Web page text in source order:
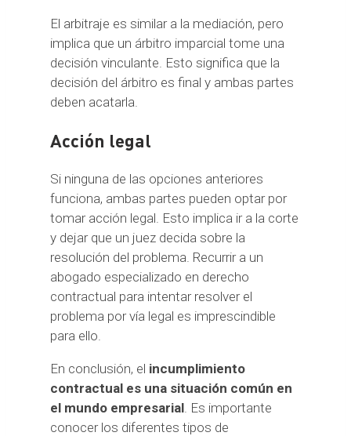
El arbitraje es similar a la mediación, pero
implica que un árbitro imparcial tome una
decisión vinculante. Esto significa que la
decisión del árbitro es final y ambas partes
deben acatarla.
Acción legal
Si ninguna de las opciones anteriores
funciona, ambas partes pueden optar por
tomar acción legal. Esto implica ir a la corte
y dejar que un juez decida sobre la
resolución del problema. Recurrir a un
abogado especializado en derecho
contractual para intentar resolver el
problema por vía legal es imprescindible
para ello.
En conclusión, el incumplimiento
contractual es una situación común en
el mundo empresarial . Es importante
conocer los diferentes tipos de